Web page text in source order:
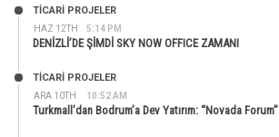
HAZ 12TH 5:14 PM
TİCARİ PROJELER
DENİZLİ’DE ŞİMDİ SKY NOW OFFICE ZAMANI
ARA 10TH 10:52 AM
TİCARİ PROJELER
Turkmall’dan Bodrum’a Dev Yatırım: “Novada Forum”